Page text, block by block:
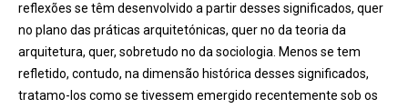
reflexões se têm desenvolvido a partir desses significados, quer
no plano das práticas arquitetónicas, quer no da teoria da
arquitetura, quer, sobretudo no da sociologia. Menos se tem
refletido, contudo, na dimensão histórica desses significados,
tratamo-los como se tivessem emergido recentemente sob os